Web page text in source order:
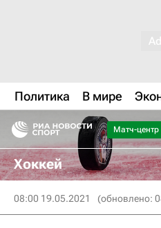
Политика В мире
Матч-центр
Хоккей
08:00 19.05.2021 (обновлено: